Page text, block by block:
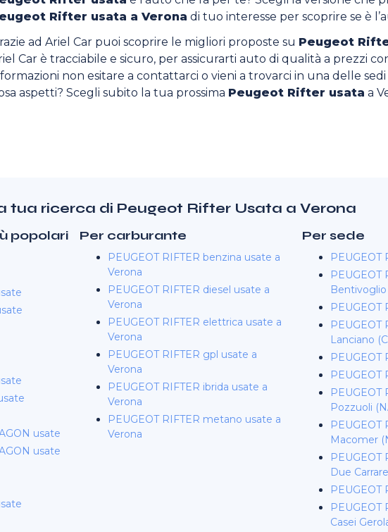
Rifter usata a Verona di tuo interesse per scoprire se è
ad Ariel Car puoi scoprire le migliori proposte su Peugeot
Car è tracciabile e sicuro, per assicurarti auto di qualità a prezzi
non esitare a contattarci o vieni a trovarci in una delle
aspetti? Scegli subito la tua prossima Peugeot Rifter usata a
tua ricerca di Peugeot Rifter Usata a Verona
popolari
usate
usate
Per carburante
PEUGEOT RIFTER benzina usate a
Verona
PEUGEOT RIFTER diesel usate a
Verona
PEUGEOT RIFTER elettrica usate a
Verona
PEUGEOT RIFTER gpl usate a
Verona
PEUGEOT RIFTER ibrida usate a
Verona
PEUGEOT RIFTER metano usate a
Verona
Per sede
PEUGEOT
PEUGEOT
Bentivoglio
PEUGEOT
PEUGEOT
Lanciano
PEUGEOT
PEUGEOT
PEUGEOT
Pozzuoli
PEUGEOT
Macomer
PEUGEOT
Due
PEUGEOT
PEUGEOT
Casei